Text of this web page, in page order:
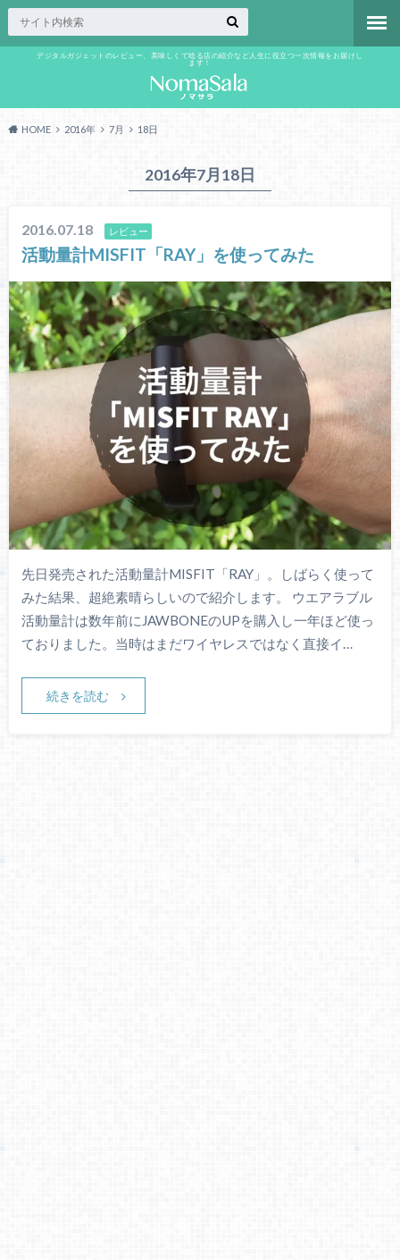
デジタルガジェットのレビュー、美味しくて唸る店の紹介など人生に役立つ一次情報をお届けし
ます！
HOME 2016年 7月 18日
2016年7月18日
2016.07.18 レビュー
活動量計MISFIT「RAY」を使ってみた
先日発売された活動量計MISFIT「RAY」。しばらく使って
みた結果、超絶素晴らしいので紹介します。 ウエアラブル
活動量計は数年前にJAWBONEのUPを購入し一年ほど使っ
ておりました。当時はまだワイヤレスではなく直接イ…
続きを読む